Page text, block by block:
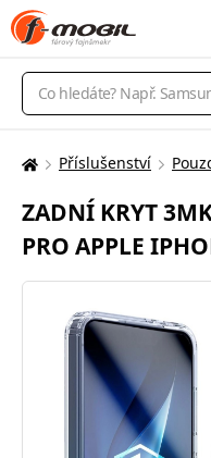
Vyhledávání
Zde
nacházíte:
Příslušenství
ZADNÍ KRYT
PRO APPLE